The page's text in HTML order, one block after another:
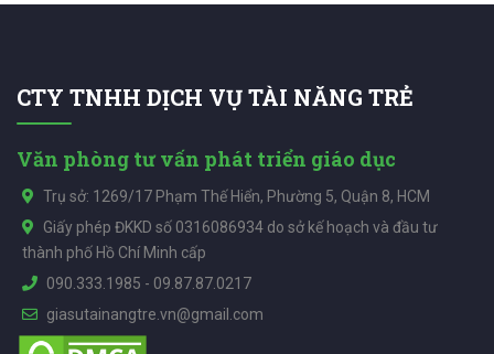
CTY TNHH DỊCH VỤ TÀI NĂNG TRẺ
Văn phòng tư vấn phát triển giáo dục
Trụ sở: 1269/17 Phạm Thế Hiển, Phường 5, Quận 8, HCM
Giấy phép ĐKKD số 0316086934 do sở kế hoạch và đầu tư
thành phố Hồ Chí Minh cấp
090.333.1985 - 09.87.87.0217
giasutainangtre.vn@gmail.com